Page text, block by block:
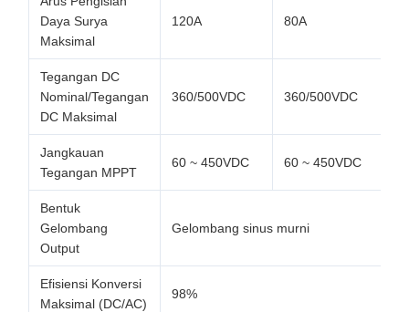
Daya Surya
Maksimal
120A 80A
Tegangan DC
Nominal/Tegangan
DC Maksimal
360/500VDC 360/500VDC
Jangkauan
Tegangan MPPT
60 ~ 450VDC 60 ~ 450VDC
Bentuk
Gelombang
Output
Gelombang sinus murni
Efisiensi Konversi
Maksimal (DC/AC)
98%